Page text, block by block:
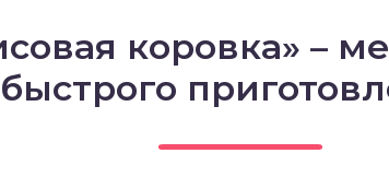
коровка» –
быстрого